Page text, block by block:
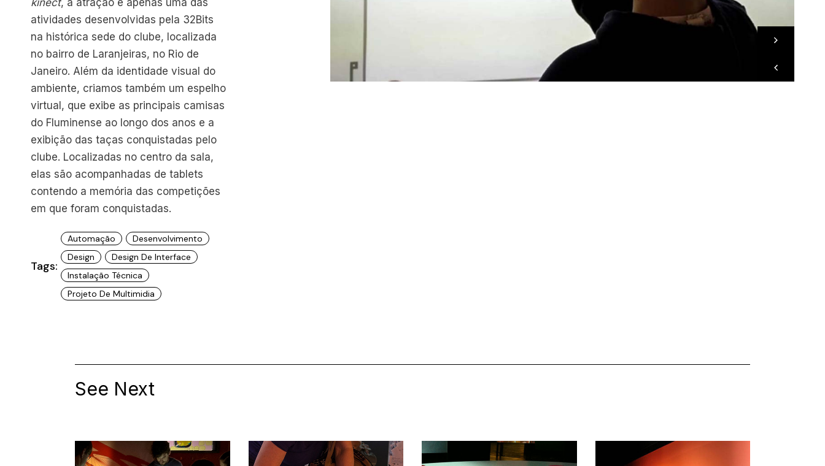
kinect, a atração é apenas uma das
atividades desenvolvidas pela 32Bits
na histórica sede do clube, localizada
no bairro de Laranjeiras, no Rio de
Janeiro. Além da identidade visual do
ambiente, criamos também um espelho
virtual, que exibe as principais camisas
do Fluminense ao longo dos anos e a
exibição das taças conquistadas pelo
clube. Localizadas no centro da sala,
elas são acompanhadas de tablets
contendo a memória das competições
em que foram conquistadas.
Tags:
Automação
Desenvolvimento
Design
Design De Interface
Instalação Técnica
Projeto De Multimidia
See Next